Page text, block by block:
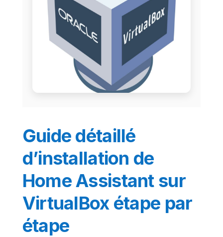
Guide détaillé
d’installation de
Home Assistant sur
VirtualBox étape par
étape